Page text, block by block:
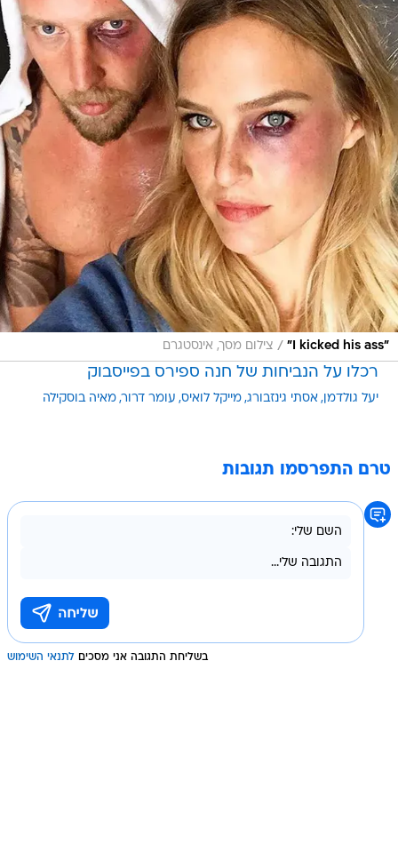
"I kicked his ass"
/ צילום מסך, אינסטגרם
רכלו על הנביחות של חנה ספירס בפייסבוק
יעל גולדמן אסתי גינזבורג מייקל לואיס עומר דרור מאיה בוסקילה
טרם התפרסמו תגובות
בשליחת התגובה אני מסכים לתנאי השימוש